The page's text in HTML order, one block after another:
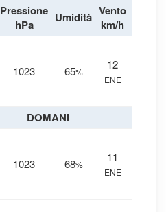
Pressione
hPa
Umidità Vento
km/h
1023 65%
12
ENE
DOMANI
1023 68%
11
ENE